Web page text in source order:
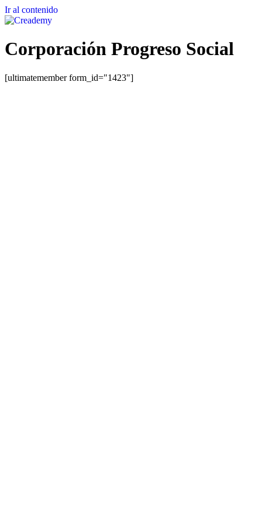
Ir al contenido
Corporación Progreso Social
[ultimatemember form_id="1423"]